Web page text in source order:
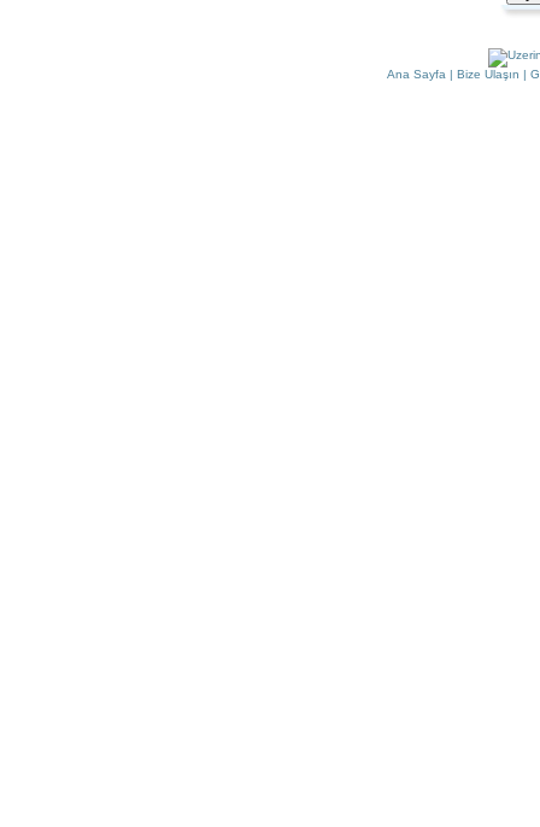
Ana Sayfa | Bize Ulaşın |